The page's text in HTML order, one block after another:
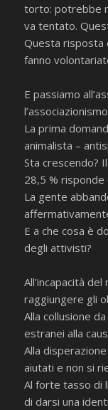
torto: potrebbe
va tentato.
Questa risposta
fanno
E passiamo
La prima
animalista –
Sta crescendo?
28,5 % risponde
La gente
E a che cosa è
degli attivisti?
All’incapacità
raggiungere gli
Alla collusione
estranei alla
Alla
aiutati e non si
Al forte tasso di
di darsi una